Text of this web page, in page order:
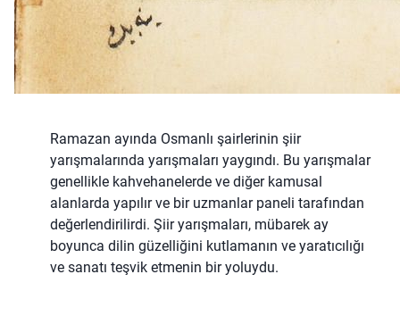
Ramazan ayında Osmanlı şairlerinin şiir
yarışmalarında yarışmaları yaygındı. Bu yarışmalar
genellikle kahvehanelerde ve diğer kamusal
alanlarda yapılır ve bir uzmanlar paneli tarafından
değerlendirilirdi. Şiir yarışmaları, mübarek ay
boyunca dilin güzelliğini kutlamanın ve yaratıcılığı
ve sanatı teşvik etmenin bir yoluydu.